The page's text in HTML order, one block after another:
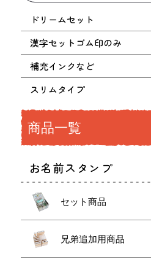
ドリームセット
漢字セットゴム印のみ
補充インクなど
スリムタイプ
商品一覧
お名前スタンプ
セット商品
兄弟追加用商品